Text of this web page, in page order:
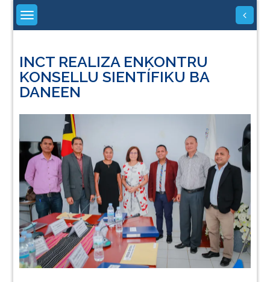
Skip
content
INCT REALIZA ENKONTRU
KONSELLU SIENTÍFIKU BA
DANEEN